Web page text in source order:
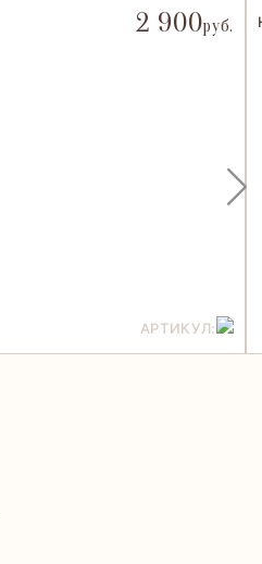
2 900руб.
АРТИКУЛ: